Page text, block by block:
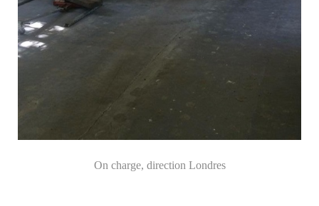
On charge, direction Londres